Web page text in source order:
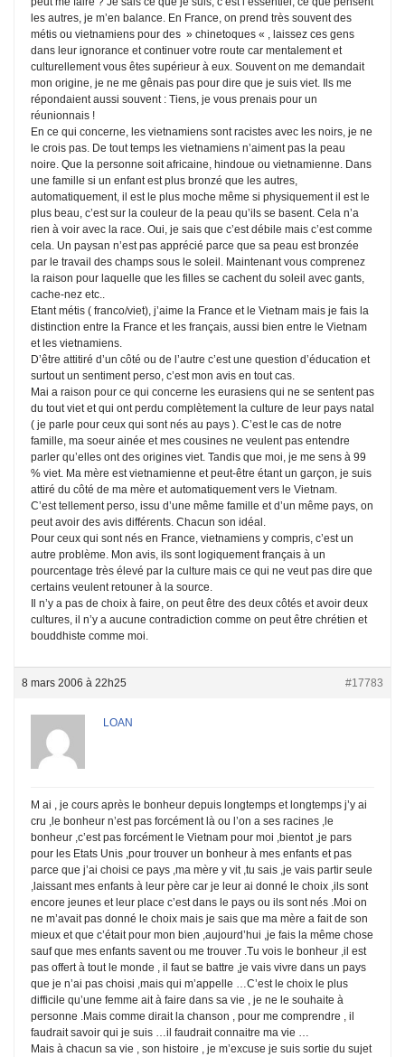
les autres, je m’en balance. En France, on prend très souvent des
métis ou vietnamiens pour des » chinetoques « , laissez ces gens
dans leur ignorance et continuer votre route car mentalement et
culturellement vous êtes supérieur à eux. Souvent on me demandait
mon origine, je ne me gênais pas pour dire que je suis viet. Ils me
répondaient aussi souvent : Tiens, je vous prenais pour un
réunionnais !
En ce qui concerne, les vietnamiens sont racistes avec les noirs, je ne
le crois pas. De tout temps les vietnamiens n’aiment pas la peau
noire. Que la personne soit africaine, hindoue ou vietnamienne. Dans
une famille si un enfant est plus bronzé que les autres,
automatiquement, il est le plus moche même si physiquement il est le
plus beau, c’est sur la couleur de la peau qu’ils se basent. Cela n’a
rien à voir avec la race. Oui, je sais que c’est débile mais c’est comme
cela. Un paysan n’est pas apprécié parce que sa peau est bronzée
par le travail des champs sous le soleil. Maintenant vous comprenez
la raison pour laquelle que les filles se cachent du soleil avec gants,
cache-nez etc..
Etant métis ( franco/viet), j’aime la France et le Vietnam mais je fais la
distinction entre la France et les français, aussi bien entre le Vietnam
et les vietnamiens.
D’être attitiré d’un côté ou de l’autre c’est une question d’éducation et
surtout un sentiment perso, c’est mon avis en tout cas.
Mai a raison pour ce qui concerne les eurasiens qui ne se sentent pas
du tout viet et qui ont perdu complètement la culture de leur pays natal
( je parle pour ceux qui sont nés au pays ). C’est le cas de notre
famille, ma soeur ainée et mes cousines ne veulent pas entendre
parler qu’elles ont des origines viet. Tandis que moi, je me sens à 99
% viet. Ma mère est vietnamienne et peut-être étant un garçon, je suis
attiré du côté de ma mère et automatiquement vers le Vietnam.
C’est tellement perso, issu d’une même famille et d’un même pays, on
peut avoir des avis différents. Chacun son idéal.
Pour ceux qui sont nés en France, vietnamiens y compris, c’est un
autre problème. Mon avis, ils sont logiquement français à un
pourcentage très élevé par la culture mais ce qui ne veut pas dire que
certains veulent retouner à la source.
Il n’y a pas de choix à faire, on peut être des deux côtés et avoir deux
cultures, il n’y a aucune contradiction comme on peut être chrétien et
bouddhiste comme moi.
8 mars 2006 à 22h25 #17783
LOAN
M ai , je cours après le bonheur depuis longtemps et longtemps j’y ai
cru ,le bonheur n’est pas forcément là ou l’on a ses racines ,le
bonheur ,c’est pas forcément le Vietnam pour moi ,bientot ,je pars
pour les Etats Unis ,pour trouver un bonheur à mes enfants et pas
parce que j’ai choisi ce pays ,ma mère y vit ,tu sais ,je vais partir seule
,laissant mes enfants à leur père car je leur ai donné le choix ,ils sont
encore jeunes et leur place c’est dans le pays ou ils sont nés .Moi on
ne m’avait pas donné le choix mais je sais que ma mère a fait de son
mieux et que c’était pour mon bien ,aujourd’hui ,je fais la même chose
sauf que mes enfants savent ou me trouver .Tu vois le bonheur ,il est
pas offert à tout le monde , il faut se battre ,je vais vivre dans un pays
que je n’ai pas choisi ,mais qui m’appelle …C’est le choix le plus
difficile qu’une femme ait à faire dans sa vie , je ne le souhaite à
personne .Mais comme dirait la chanson , pour me comprendre , il
faudrait savoir qui je suis …il faudrait connaitre ma vie …
Mais à chacun sa vie , son histoire , je m’excuse je suis sortie du sujet